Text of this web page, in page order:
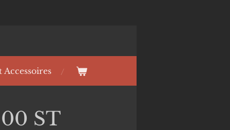
Accessoires
ST